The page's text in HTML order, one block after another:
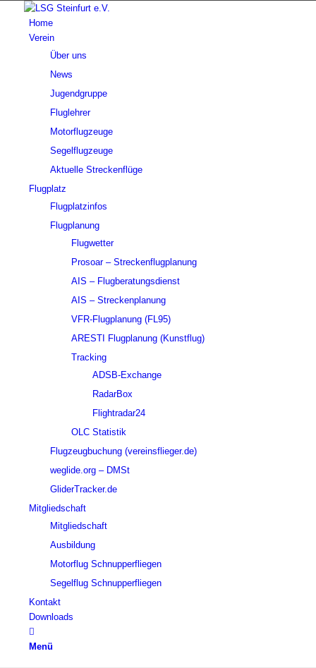
Home
Verein
Über uns
News
Jugendgruppe
Fluglehrer
Motorflugzeuge
Segelflugzeuge
Aktuelle Streckenflüge
Flugplatz
Flugplatzinfos
Flugplanung
Flugwetter
Prosoar – Streckenflugplanung
AIS – Flugberatungsdienst
AIS – Streckenplanung
VFR-Flugplanung (FL95)
ARESTI Flugplanung (Kunstflug)
Tracking
ADSB-Exchange
RadarBox
Flightradar24
OLC Statistik
Flugzeugbuchung (vereinsflieger.de)
weglide.org – DMSt
GliderTracker.de
Mitgliedschaft
Mitgliedschaft
Ausbildung
Motorflug Schnupperfliegen
Segelflug Schnupperfliegen
Kontakt
Downloads
Menü